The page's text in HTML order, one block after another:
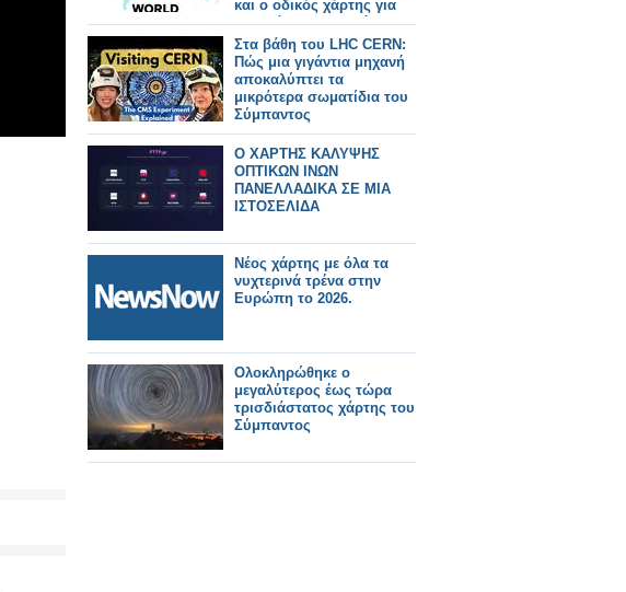
και ο οδικός χάρτης για
την εξάλειψη της νόσου
Στα βάθη του LHC CERN:
Πώς μια γιγάντια μηχανή
αποκαλύπτει τα
μικρότερα σωματίδια του
Σύμπαντος
Ο ΧΑΡΤΗΣ ΚΑΛΥΨΗΣ
ΟΠΤΙΚΩΝ ΙΝΩΝ
ΠΑΝΕΛΛΑΔΙΚΑ ΣΕ ΜΙΑ
ΙΣΤΟΣΕΛΙΔΑ
Νέος χάρτης με όλα τα
νυχτερινά τρένα στην
Ευρώπη το 2026.
Ολοκληρώθηκε ο
μεγαλύτερος έως τώρα
τρισδιάστατος χάρτης του
Σύμπαντος